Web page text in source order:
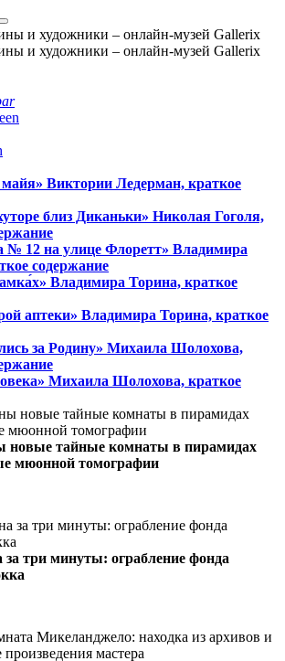
Виктории Ледерман, краткое
близ Диканьки» Николая Гоголя,
№ 12 на улице Флоретт» Владимира
содержание
Владимира Торина, краткое
аптеки» Владимира Торина, краткое
за Родину» Михаила Шолохова,
Михаила Шолохова, краткое
новые тайные комнаты в пирамидах
мюонной томографии
за три минуты: ограбление фонда